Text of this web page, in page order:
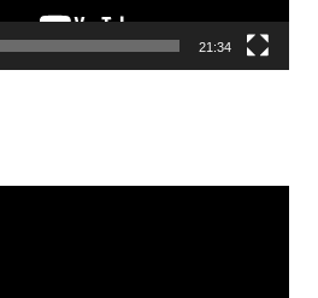
21:34